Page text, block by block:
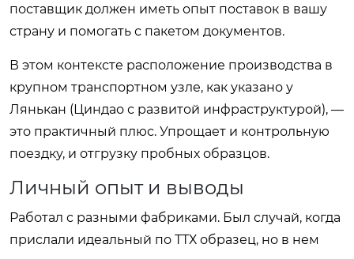
поставщик должен иметь опыт поставок в вашу
страну и помогать с пакетом документов.
В этом контексте расположение производства в
крупном транспортном узле, как указано у
Лянькан (Циндао с развитой инфраструктурой), —
это практичный плюс. Упрощает и контрольную
поездку, и отгрузку пробных образцов.
Личный опыт и выводы
Работал с разными фабриками. Был случай, когда
прислали идеальный по ТТХ образец, но в нем